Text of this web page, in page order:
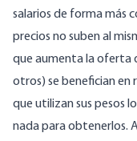
salarios de forma más
precios no suben al
que aumenta la oferta
otros) se benefician en
que utilizan sus pesos
nada para obtenerlos.